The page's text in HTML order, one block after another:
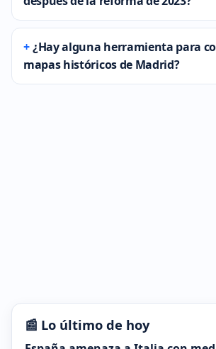
¿Hay alguna herramienta para
mapas históricos de Madrid?
📰 Lo último de hoy